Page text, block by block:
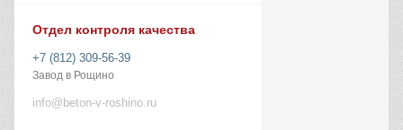
Отдел контроля качества
+7 (812) 309-56-39
Завод в Рощино
info@beton-v-roshino.ru